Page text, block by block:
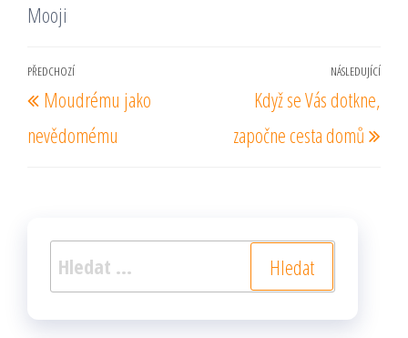
Mooji
Navigace
pro
příspěvek
Předchozí
příspěvek
PŘEDCHOZÍ
Moudrému jako
nevědomému
NÁSLEDUJÍCÍ
Když se Vás dotkne,
započne cesta domů
Vyhledávání